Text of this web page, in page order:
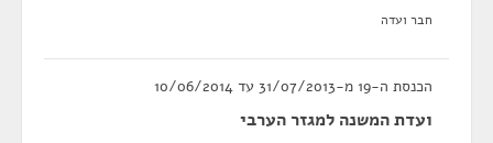
חבר ועדה
הכנסת ה-19 מ-31/07/2013 עד 10/06/2014
ועדת המשנה למגזר הערבי